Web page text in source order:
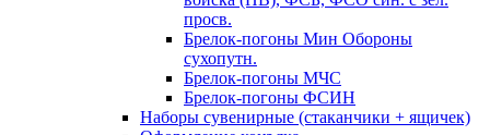
просв.
Брелок-погоны Мин Обороны
сухопутн.
Брелок-погоны МЧС
Брелок-погоны ФСИН
Наборы сувенирные (стаканчики + ящичек)